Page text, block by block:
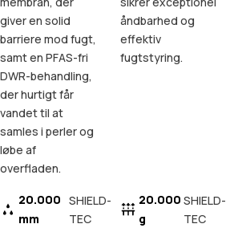
giver en solid
barriere mod fugt,
samt en PFAS-fri
DWR-behandling,
der hurtigt får
vandet til at
samles i perler og
løbe af
overfladen.
20.000
mm
SHIELD-
TEC
åndbarhed og
effektiv
fugtstyring.
20.000
g
SHIELD-
TEC